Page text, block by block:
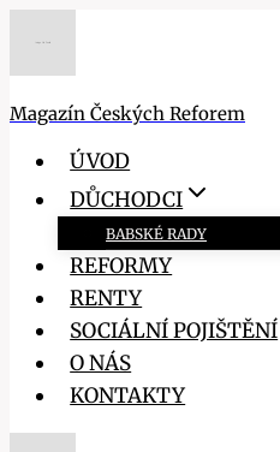
Magazín Českých Reforem
ÚVOD
DŮCHODCI
BABSKÉ RADY
REFORMY
RENTY
SOCIÁLNÍ POJIŠTĚNÍ
O NÁS
KONTAKTY